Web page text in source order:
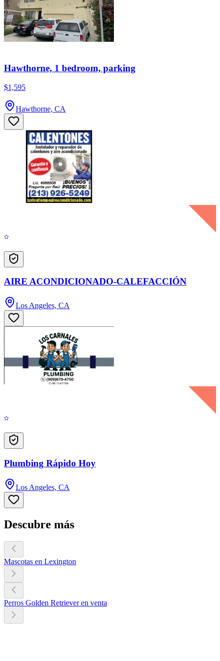
Hawthorne, 1 bedroom, parking
$1,595
Hawthorne, CA
AIRE ACONDICIONADO-CALEFACCIÓN
Los Angeles, CA
Plumbing Rápido Hoy
Los Angeles, CA
Descubre más
Mascotas en Lexington
Perros Golden Retriever en venta